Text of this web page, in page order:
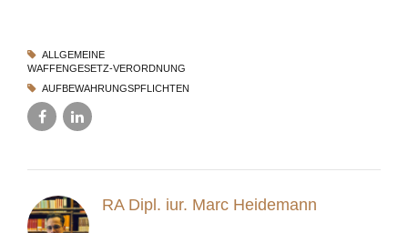
ALLGEMEINE
WAFFENGESETZ-VERORDNUNG
AUFBEWAHRUNGSPFLICHTEN
RA Dipl. iur. Marc Heidemann